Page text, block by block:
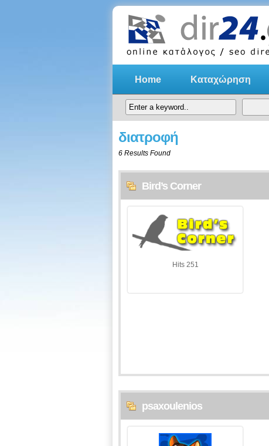
Home Καταχώρηση
διατροφή
6 Results Found
Bird’s Corner
Hits 251
psaxoulenios